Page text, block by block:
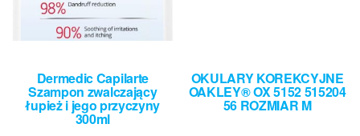
Dermedic Capilarte
Szampon zwalczający
łupież i jego przyczyny
300ml
OKULARY KOREKCYJNE
OAKLEY® OX 5152 515204
56 ROZMIAR M